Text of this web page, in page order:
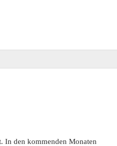
In den kommenden Monaten